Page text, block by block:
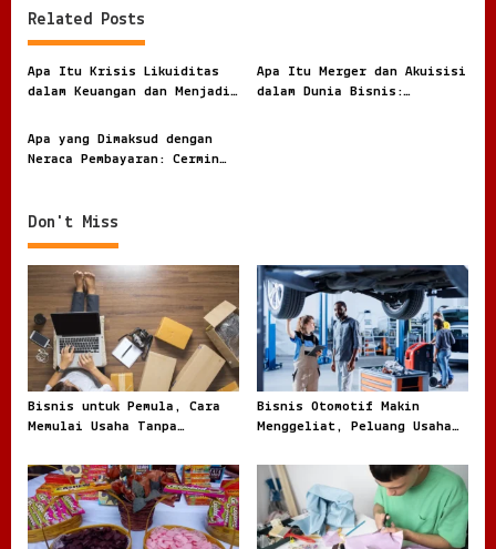
n
a
v
g
a
i
o
n
Related Posts
Apa Itu Krisis Likuiditas
dalam Keuangan dan Menjadi
Bisnis
Apa Itu Merger dan Akuisisi
dalam Dunia Bisnis:
Apa yang Dimaksud dengan
Neraca Pembayaran: Cermin
Don't Miss
Bisnis untuk Pemula, Cara
Memulai Usaha Tanpa
Bisnis Otomotif Makin
Menggeliat, Peluang Usaha
Beli Kendaraan